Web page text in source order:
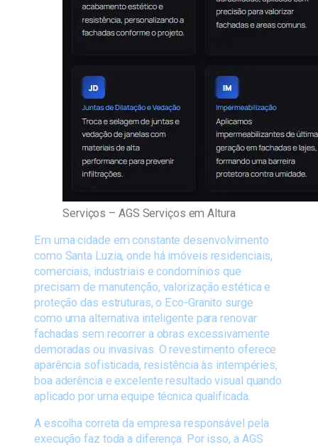
Serviços – AGS Serviços em Altura
Em uma cidade em constante desenvolvimento
como Santa Luzia, onde há imóveis residenciais,
comerciais, industriais e condomínios que
precisam de manutenção, valorização estética e
proteção das estruturas, o Eco-Granito surge
como uma alternativa inteligente para renovar
fachadas sem recorrer a obras excessivamente
demoradas ou invasivas. O revestimento oferece
aparência sofisticada, resistência às intempéries,
boa aderência e excelente resultado visual quando
aplicado por uma equipe técnica qualificada.
A escolha correta da empresa responsável pela
execução faz toda a diferença. Por isso, a AGS